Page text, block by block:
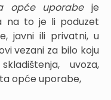
opće uporabeje
na to je li poduzet
javni ili privatni, u
vezani za bilo koju
uvoza,
opće uporabe,